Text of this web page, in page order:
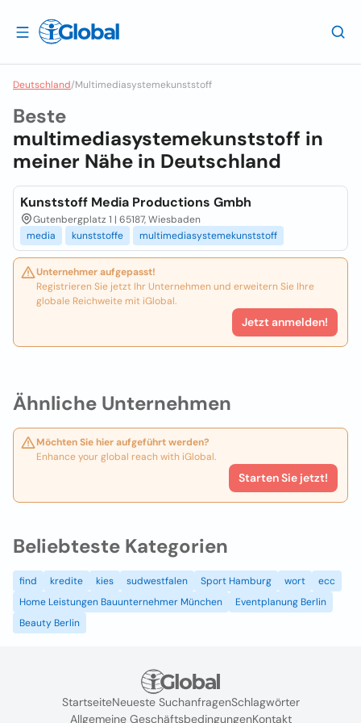
Deutschland/Multimediasystemekunststoff
Ähnliche Unternehmen
Möchten Sie hier aufgeführt werden?
Enhance your global reach with iGlobal.
Starten Sie jetzt!
Beste
multimediasystemekunststoff in
meiner Nähe in Deutschland
Kunststoff Media Productions Gmbh
Gutenbergplatz 1 | 65187, Wiesbaden
media
kunststoffe multimediasystemekunststoff
Unternehmer aufgepasst!
Registrieren Sie jetzt Ihr Unternehmen und erweitern Sie Ihre
globale Reichweite mit iGlobal.
Jetzt anmelden!
Beliebteste Kategorien
find kredite kies sudwestfalen Sport Hamburg wort
ecc
Home Leistungen Bauunternehmer München
Eventplanung Berlin
Beauty Berlin
StartseiteNeueste SuchanfragenSchlagwörter
Allgemeine GeschäftsbedingungenKontakt